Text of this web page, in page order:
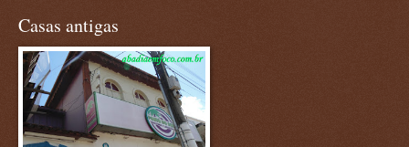
Casas antigas